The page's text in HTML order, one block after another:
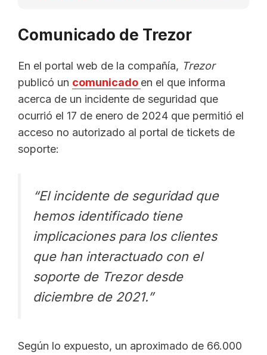
Comunicado de Trezor
En el portal web de la compañía, Trezor
publicó un comunicado en el que informa
acerca de un incidente de seguridad que
ocurrió el 17 de enero de 2024 que permitió el
acceso no autorizado al portal de tickets de
soporte:
“El incidente de seguridad que
hemos identificado tiene
implicaciones para los clientes
que han interactuado con el
soporte de Trezordesde
diciembre de 2021.”
Según lo expuesto, un aproximado de 66.000